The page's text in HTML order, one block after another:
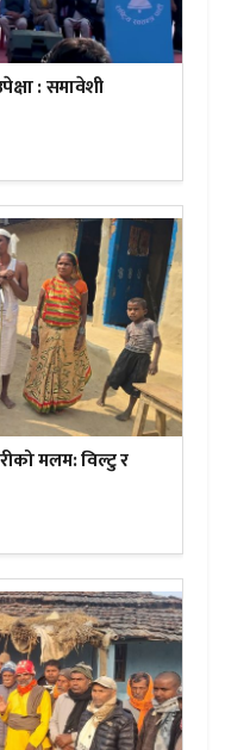
: समावेशी
मलम: विल्टु र